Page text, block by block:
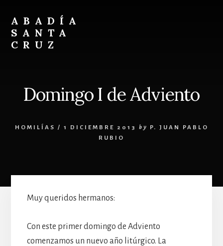
content
footer
ABADÍA
SANTA
CRUZ
Domingo I de Adviento
HOMILÍAS / 1 DICIEMBRE 2013 by
P. JUAN PABLO
RUBIO
Muy queridos hermanos:
Con este primer domingo de Adviento
comenzamos un nuevo año litúrgico. La